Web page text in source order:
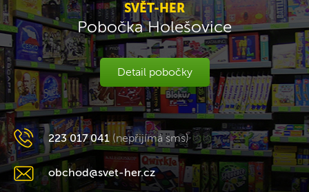
SVĚT-HER
Pobočka Holešovice
Detail pobočky
223 017 041 (nepřijímá sms)
obchod@svet-her.cz